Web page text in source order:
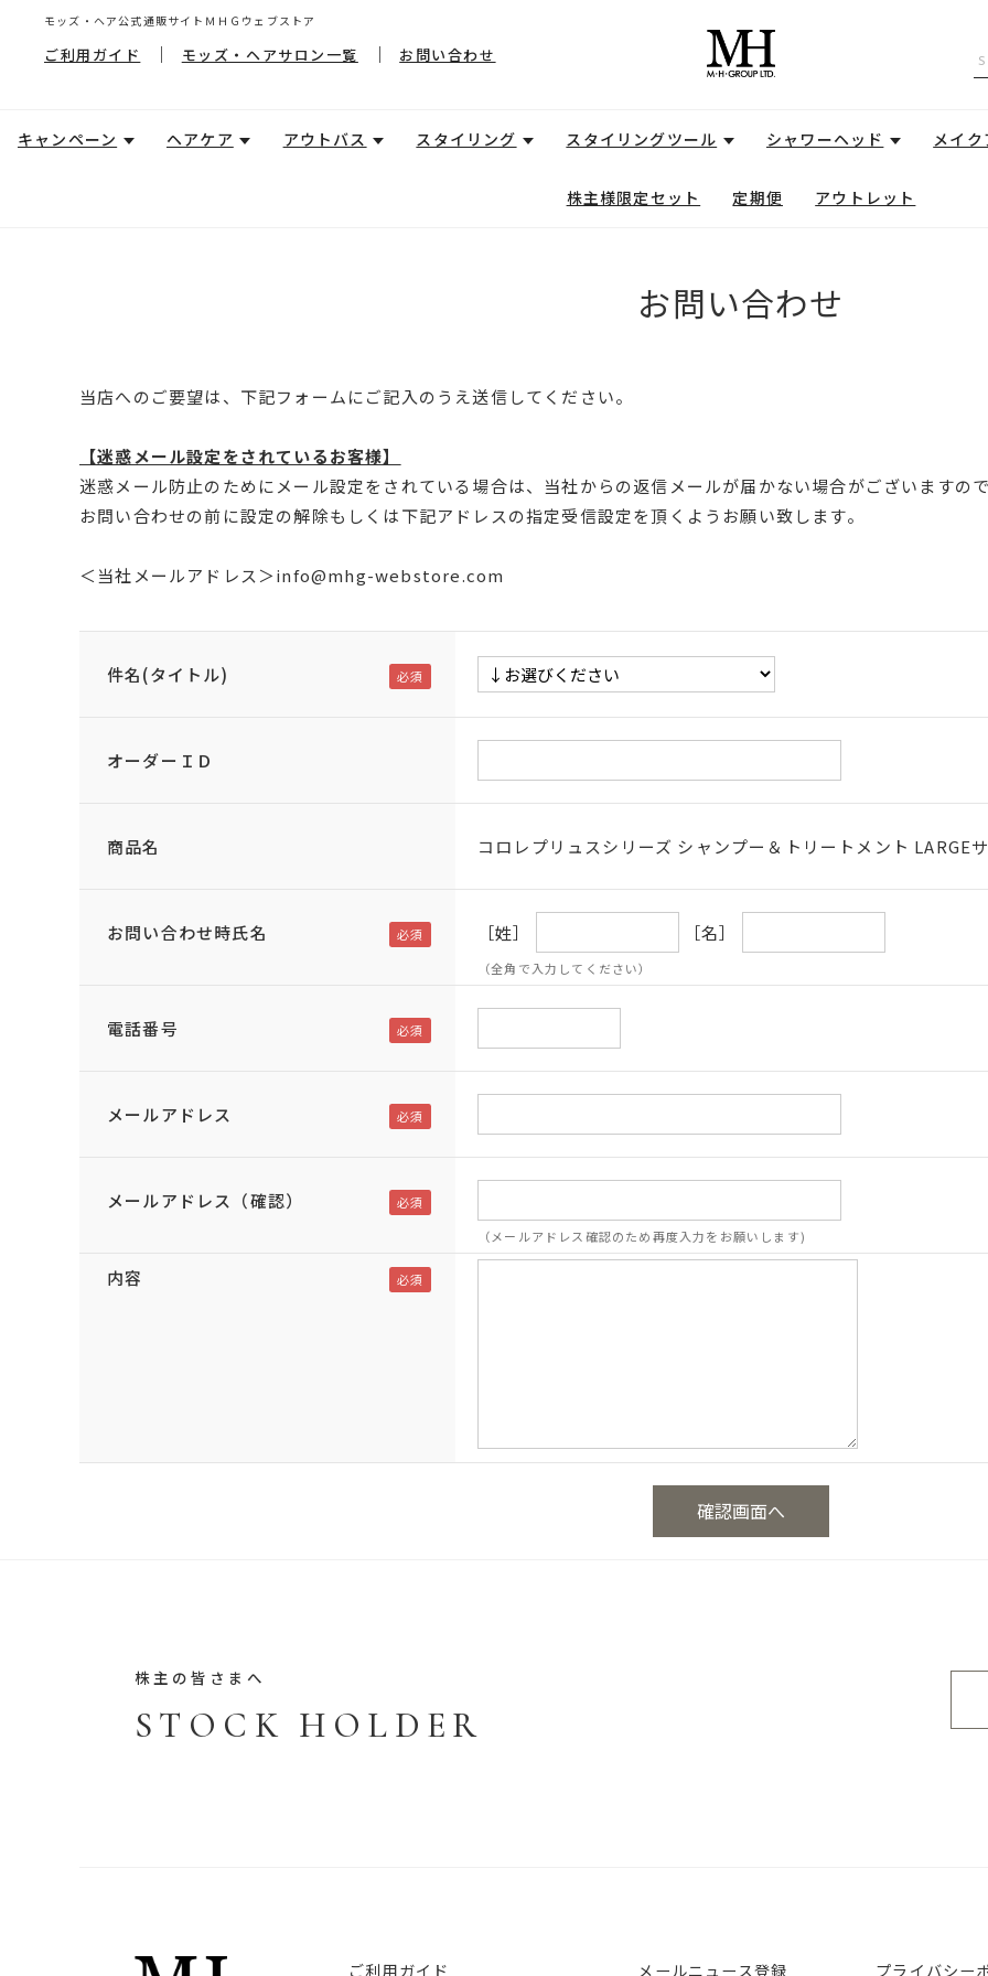
モッズ・ヘア公式通販サイトＭＨＧウェブストア
ご利用ガイド モッズ・ヘアサロン一覧 お問い合わせ
キャンペーン ヘアケア アウトバス スタイリング スタイリングツール シャワーヘッド メイク
株主様限定セット 定期便 アウトレット
お問い合わせ
当店へのご要望は、下記フォームにご記入のうえ送信してください。
【迷惑メール設定をされているお客様】
迷惑メール防止のためにメール設定をされている場合は、当社からの返信メールが届かない場合がございますので
お問い合わせの前に設定の解除もしくは下記アドレスの指定受信設定を頂くようお願い致します。
＜当社メールアドレス＞info@mhg-webstore.com
件名(タイトル)
オーダーＩＤ
商品名 コロレプリュスシリーズ シャンプー＆トリートメント LARGE
お問い合わせ時氏名 ［姓］ ［名］
（全角で入力してください）
電話番号
メールアドレス
メールアドレス（確認）
（メールアドレス確認のため再度入力をお願いします)
内容
株主の皆さまへ
STOCK HOLDER
ご利用ガイド メールニュース登録 プライバシー